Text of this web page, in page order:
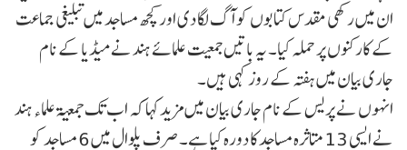
ان میں رکھی مقدس کتابوں کو آگ لگا دی اور کچھ مساجد میں تبلیغی جماعت
کے کارکنوں پر حملہ کیا۔ یہ باتیں جمعیت علمائے ہند نے میڈیا کے نام
جاری بیان میں ہفتہ کے روز کہی ہیں۔
انہوں نے پریس کے نام جاری بیان میں مزید کہا کہ اب تک جمعیۃ علماء ہند
نے ایسی 13 متاثرہ مساجد کا دورہ کیا ہے۔ صرف پلوال میں 6 مساجد کو